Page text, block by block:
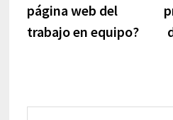
página web del
trabajo en equipo?